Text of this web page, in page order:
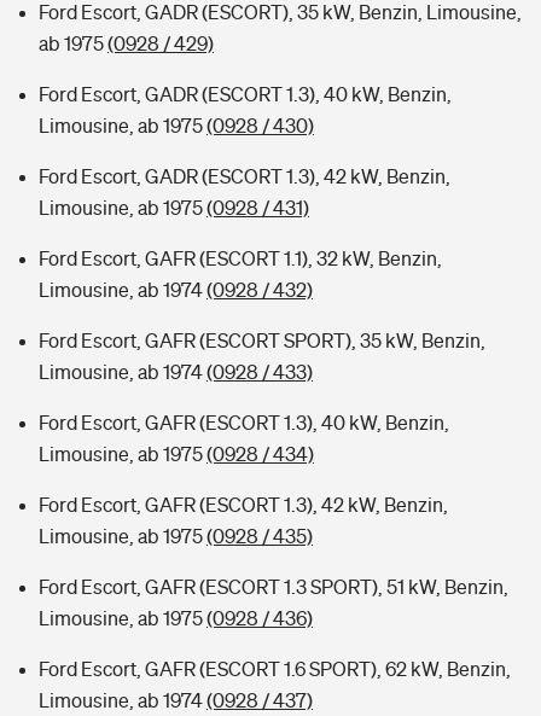
Ford Escort, GADR (ESCORT), 35 kW, Benzin, Limousine,
ab 1975(0928 / 429)
Ford Escort, GADR (ESCORT 1.3), 40 kW, Benzin,
Limousine, ab 1975(0928 / 430)
Ford Escort, GADR (ESCORT 1.3), 42 kW, Benzin,
Limousine, ab 1975(0928 / 431)
Ford Escort, GAFR (ESCORT 1.1), 32 kW, Benzin,
Limousine, ab 1974(0928 / 432)
Ford Escort, GAFR (ESCORT SPORT), 35 kW, Benzin,
Limousine, ab 1974(0928 / 433)
Ford Escort, GAFR (ESCORT 1.3), 40 kW, Benzin,
Limousine, ab 1975(0928 / 434)
Ford Escort, GAFR (ESCORT 1.3), 42 kW, Benzin,
Limousine, ab 1975(0928 / 435)
Ford Escort, GAFR (ESCORT 1.3 SPORT), 51 kW, Benzin,
Limousine, ab 1975(0928 / 436)
Ford Escort, GAFR (ESCORT 1.6 SPORT), 62 kW, Benzin,
Limousine, ab 1974(0928 / 437)